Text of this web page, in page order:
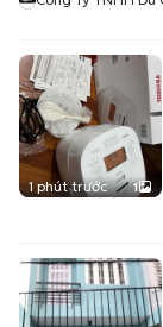
1 phút trước 1